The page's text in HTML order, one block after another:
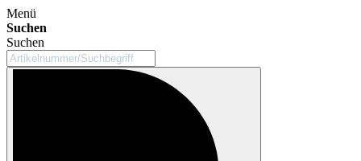
Menü
Suchen
Suchen